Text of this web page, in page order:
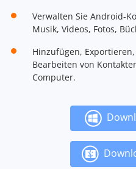
Verwalten Sie Android-
Musik, Videos, Fotos,
Hinzufügen,
Bearbeiten von
Computer.